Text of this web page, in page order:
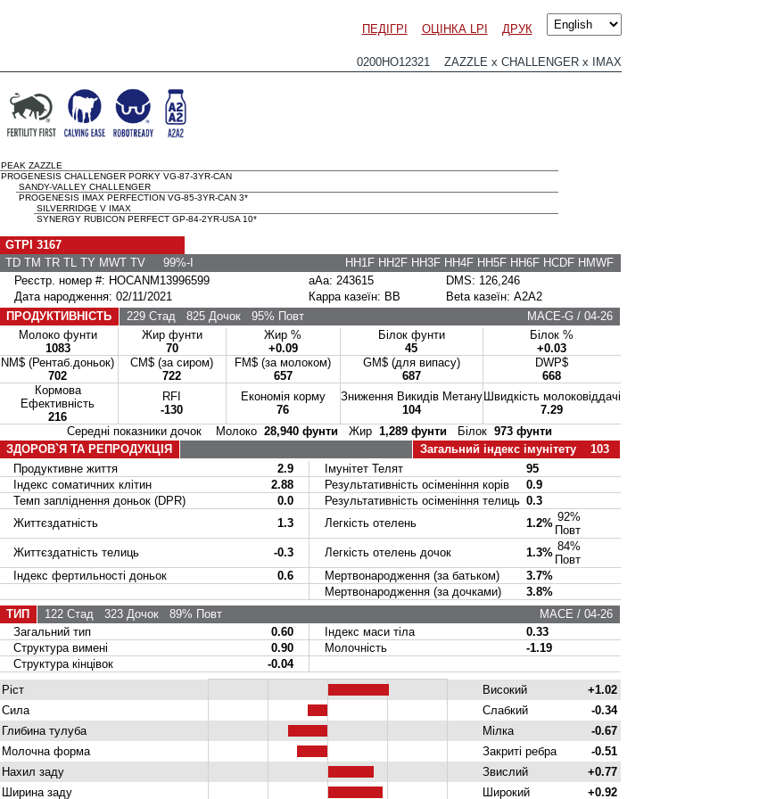
ПЕДІГРІ ОЦІНКА LPI ДРУК
0200HO12321 ZAZZLE x CHALLENGER x IMAX
PEAK ZAZZLE
PROGENESIS CHALLENGER PORKY VG-87-3YR-CAN
SANDY-VALLEY CHALLENGER
PROGENESIS IMAX PERFECTION VG-85-3YR-CAN 3*
SILVERRIDGE V IMAX
SYNERGY RUBICON PERFECT GP-84-2YR-USA 10*
GTPI 3167
TD TM TR TL TY MWT TV 99%-I
HH1F HH2F HH3F HH4F HH5F HH6F HCDF HMWF
Реєстр. номер #: HOCANM13996599
aAa: 243615
DMS: 126,246
Дата народження: 02/11/2021
Карра казеїн: BB
Beta казеїн: A2A2
ПРОДУКТИВНІСТЬ
229 Стад825 Дочок95% Повт
MACE-G / 04-26
Молоко фунти
1083
Жир фунти
70
Жир %
+0.09
Білок фунти
45
Білок %
+0.03
NM$ (Рентаб.доньок)
702
CM$ (за сиром)
722
FM$ (за молоком)
657
GM$ (для випасу)
687
DWP$
668
Кормова
Ефективність
216
RFI
-130
Економія корму
76
Зниження Викидів Метану
104
Швидкість молоковіддачі
7.29
Середні показники дочок Молоко 28,940 фунтиЖир 1,289 фунтиБілок 973 фунти
ЗДОРОВ`Я ТА РЕПРОДУКЦІЯ
Загальний індекс імунітету 103
Продуктивне життя
2.9 Імунітет Телят
95
Індекс соматичних клітин
2.88 Результативність осіменіння корів
0.9
Темп запліднення доньок (DPR)
0.0 Результативність осіменіння телиць 0.3
Життєздатність
1.3 Легкість отелень 1.2% 92%
Повт
Життєздатність телиць
-0.3 Легкість отелень дочок 1.3% 84%
Повт
Індекс фертильності доньок
0.6 Мертвонародження (за батьком)
3.7%
Мертвонародження (за дочками)
3.8%
ТИП
122 Стад323 Дочок89% Повт
MACE / 04-26
Загальний тип
0.60 Індекс маси тіла
0.33
Структура вимені
0.90 Молочність
-1.19
Структура кінцівок
-0.04
Ріст
Високий
+1.02
Сила
Слабкий
-0.34
Глибина тулуба
Мілка
-0.67
Молочна форма
Закриті ребра
-0.51
Нахил заду
Звислий
+0.77
Ширина заду
Широкий +0.92